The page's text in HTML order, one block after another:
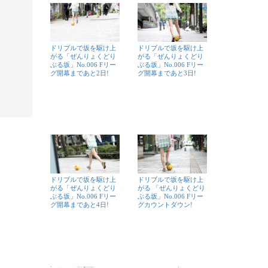
ドリブルで坂を駆け上
がる「ぜんりょくどり
ぶる坂」No.006 Fリー
グ開幕まであと2日!
ドリブルで坂を駆け上
がる「ぜんりょくどり
ぶる坂」No.006 Fリー
グ開幕まであと3日!
ドリブルで坂を駆け上
がる「ぜんりょくどり
ぶる坂」No.006 Fリー
グ開幕まであと4日!
ドリブルで坂を駆け上
がる 「ぜんりょくどり
ぶる坂」No.006 Fリー
グカウントダウン!